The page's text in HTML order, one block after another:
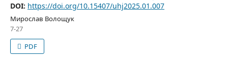
DOI: https://doi.org/10.15407/uhj2025.01.007
Мирослав Волощук
7-27
PDF